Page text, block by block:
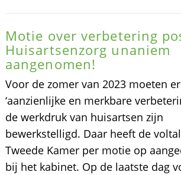
Motie over verbetering
Huisartsenzorg unaniem
aangenomen!
Voor de zomer van 2023 moeten er
‘aanzienlijke en merkbare
de werkdruk van huisartsen zijn
bewerkstelligd. Daar heeft de
Tweede Kamer per motie op
bij het kabinet. Op de laatste dag